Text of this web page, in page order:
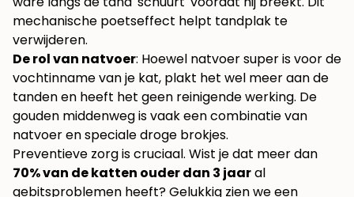
mechanische poetseffect helpt tandplak te
verwijderen.
De rol van natvoer: Hoewel natvoer super is voor de
vochtinname van je kat, plakt het wel meer aan de
tanden en heeft het geen reinigende werking. De
gouden middenweg is vaak een combinatie van
natvoer en speciale droge brokjes.
Preventieve zorg is cruciaal. Wist je dat meer dan
70% van de katten ouder dan 3 jaaral
gebitsproblemen heeft? Gelukkig zien we een